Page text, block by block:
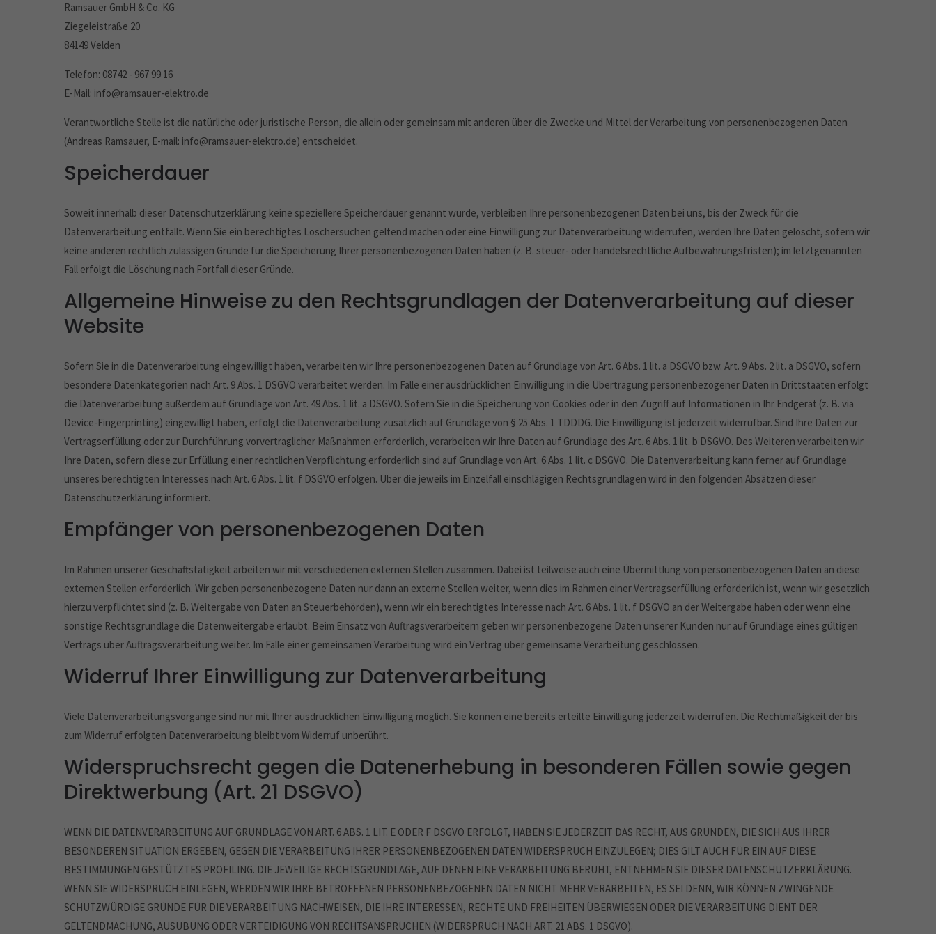
Ramsauer GmbH & Co. KG
Ziegeleistraße 20
84149 Velden
Telefon: 08742 - 967 99 16
E-Mail: info@ramsauer-elektro.de
Verantwortliche Stelle ist die natürliche oder juristische Person, die allein oder gemeinsam mit anderen über die Zwecke und Mittel der Verarbeitung von personenbezogenen Daten
(Andreas Ramsauer, E-mail: info@ramsauer-elektro.de) entscheidet.
Speicherdauer
Soweit innerhalb dieser Datenschutzerklärung keine speziellere Speicherdauer genannt wurde, verbleiben Ihre personenbezogenen Daten bei uns, bis der Zweck für die
Datenverarbeitung entfällt. Wenn Sie ein berechtigtes Löschersuchen geltend machen oder eine Einwilligung zur Datenverarbeitung widerrufen, werden Ihre Daten gelöscht, sofern wir
keine anderen rechtlich zulässigen Gründe für die Speicherung Ihrer personenbezogenen Daten haben (z. B. steuer- oder handelsrechtliche Aufbewahrungsfristen); im letztgenannten
Fall erfolgt die Löschung nach Fortfall dieser Gründe.
Allgemeine Hinweise zu den Rechtsgrundlagen der Datenverarbeitung auf dieser
Website
Sofern Sie in die Datenverarbeitung eingewilligt haben, verarbeiten wir Ihre personenbezogenen Daten auf Grundlage von Art. 6 Abs. 1 lit. a DSGVO bzw. Art. 9 Abs. 2 lit. a DSGVO, sofern
besondere Datenkategorien nach Art. 9 Abs. 1 DSGVO verarbeitet werden. Im Falle einer ausdrücklichen Einwilligung in die Übertragung personenbezogener Daten in Drittstaaten erfolgt
die Datenverarbeitung außerdem auf Grundlage von Art. 49 Abs. 1 lit. a DSGVO. Sofern Sie in die Speicherung von Cookies oder in den Zugriff auf Informationen in Ihr Endgerät (z. B. via
Device-Fingerprinting) eingewilligt haben, erfolgt die Datenverarbeitung zusätzlich auf Grundlage von § 25 Abs. 1 TDDDG. Die Einwilligung ist jederzeit widerrufbar. Sind Ihre Daten zur
Vertragserfüllung oder zur Durchführung vorvertraglicher Maßnahmen erforderlich, verarbeiten wir Ihre Daten auf Grundlage des Art. 6 Abs. 1 lit. b DSGVO. Des Weiteren verarbeiten wir
Ihre Daten, sofern diese zur Erfüllung einer rechtlichen Verpflichtung erforderlich sind auf Grundlage von Art. 6 Abs. 1 lit. c DSGVO. Die Datenverarbeitung kann ferner auf Grundlage
unseres berechtigten Interesses nach Art. 6 Abs. 1 lit. f DSGVO erfolgen. Über die jeweils im Einzelfall einschlägigen Rechtsgrundlagen wird in den folgenden Absätzen dieser
Datenschutzerklärung informiert.
Empfänger von personenbezogenen Daten
Im Rahmen unserer Geschäftstätigkeit arbeiten wir mit verschiedenen externen Stellen zusammen. Dabei ist teilweise auch eine Übermittlung von personenbezogenen Daten an diese
externen Stellen erforderlich. Wir geben personenbezogene Daten nur dann an externe Stellen weiter, wenn dies im Rahmen einer Vertragserfüllung erforderlich ist, wenn wir gesetzlich
hierzu verpflichtet sind (z. B. Weitergabe von Daten an Steuerbehörden), wenn wir ein berechtigtes Interesse nach Art. 6 Abs. 1 lit. f DSGVO an der Weitergabe haben oder wenn eine
sonstige Rechtsgrundlage die Datenweitergabe erlaubt. Beim Einsatz von Auftragsverarbeitern geben wir personenbezogene Daten unserer Kunden nur auf Grundlage eines gültigen
Vertrags über Auftragsverarbeitung weiter. Im Falle einer gemeinsamen Verarbeitung wird ein Vertrag über gemeinsame Verarbeitung geschlossen.
Widerruf Ihrer Einwilligung zur Datenverarbeitung
Viele Datenverarbeitungsvorgänge sind nur mit Ihrer ausdrücklichen Einwilligung möglich. Sie können eine bereits erteilte Einwilligung jederzeit widerrufen. Die Rechtmäßigkeit der bis
zum Widerruf erfolgten Datenverarbeitung bleibt vom Widerruf unberührt.
Widerspruchsrecht gegen die Datenerhebung in besonderen Fällen sowie gegen
Direktwerbung (Art. 21 DSGVO)
WENN DIE DATENVERARBEITUNG AUF GRUNDLAGE VON ART. 6 ABS. 1 LIT. E ODER F DSGVO ERFOLGT, HABEN SIE JEDERZEIT DAS RECHT, AUS GRÜNDEN, DIE SICH AUS IHRER
BESONDEREN SITUATION ERGEBEN, GEGEN DIE VERARBEITUNG IHRER PERSONENBEZOGENEN DATEN WIDERSPRUCH EINZULEGEN; DIES GILT AUCH FÜR EIN AUF DIESE
BESTIMMUNGEN GESTÜTZTES PROFILING. DIE JEWEILIGE RECHTSGRUNDLAGE, AUF DENEN EINE VERARBEITUNG BERUHT, ENTNEHMEN SIE DIESER DATENSCHUTZERKLÄRUNG.
WENN SIE WIDERSPRUCH EINLEGEN, WERDEN WIR IHRE BETROFFENEN PERSONENBEZOGENEN DATEN NICHT MEHR VERARBEITEN, ES SEI DENN, WIR KÖNNEN ZWINGENDE
SCHUTZWÜRDIGE GRÜNDE FÜR DIE VERARBEITUNG NACHWEISEN, DIE IHRE INTERESSEN, RECHTE UND FREIHEITEN ÜBERWIEGEN ODER DIE VERARBEITUNG DIENT DER
GELTENDMACHUNG, AUSÜBUNG ODER VERTEIDIGUNG VON RECHTSANSPRÜCHEN (WIDERSPRUCH NACH ART. 21 ABS. 1 DSGVO).